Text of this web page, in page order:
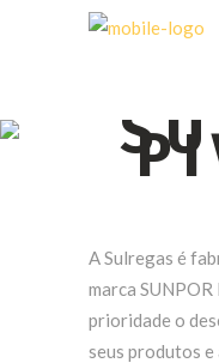
A Sulregas é
marca
prioridade o
seus produtos e